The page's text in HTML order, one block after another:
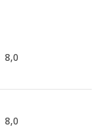
8,0
8,0